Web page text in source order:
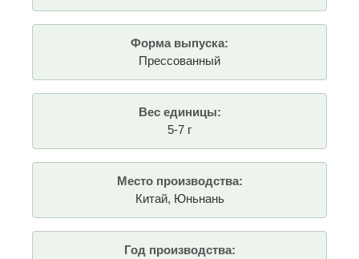
Форма выпуска:
Прессованный
Вес единицы:
5-7 г
Место производства:
Китай, Юньнань
Год производства: